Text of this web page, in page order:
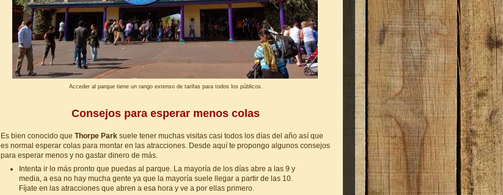
Acceder al parque tiene un rango extenso de tarifas para todos los públicos.
Consejos para esperar menos colas
Es bien conocido que Thorpe Park suele tener muchas visitas casi todos los días del año así que
es normal esperar colas para montar en las atracciones. Desde aquí te propongo algunos consejos
para esperar menos y no gastar dinero de más.
Intenta ir lo más pronto que puedas al parque. La mayoría de los días abre a las 9 y
media, a esa no hay mucha gente ya que la mayoría suele llegar a partir de las 10.
Fíjate en las atracciones que abren a esa hora y ve a por ellas primero.